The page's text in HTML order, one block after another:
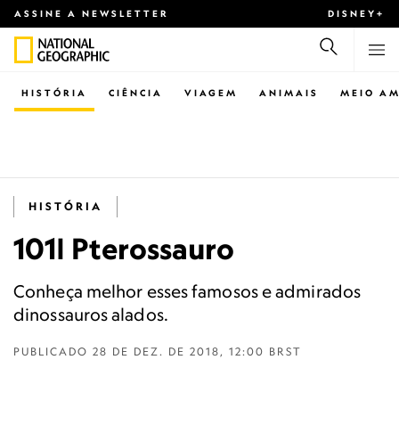
ASSINE A NEWSLETTER DISNEY+
CIÊNCIA VIAGEM ANIMAIS
HISTÓRIA MEIO
HISTÓRIA
101| Pterossauro
Conheça melhor esses famosos e admirados
dinossauros alados.
PUBLICADO 28 DE DEZ. DE 2018, 12:00 BRST